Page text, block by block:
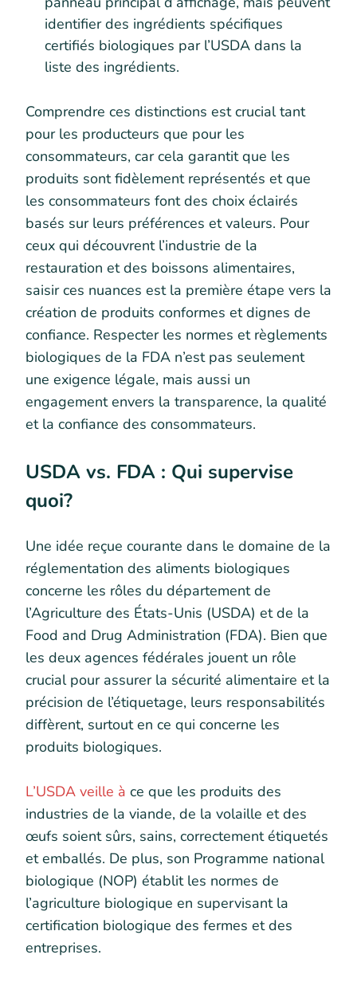
identifier des ingrédients spécifiques
certifiés biologiques par l’USDA dans la
liste des ingrédients.
Comprendre ces distinctions est crucial tant
pour les producteurs que pour les
consommateurs, car cela garantit que les
produits sont fidèlement représentés et que
les consommateurs font des choix éclairés
basés sur leurs préférences et valeurs. Pour
ceux qui découvrent l’industrie de la
restauration et des boissons alimentaires,
saisir ces nuances est la première étape vers la
création de produits conformes et dignes de
confiance. Respecter les normes et règlements
biologiques de la FDA n’est pas seulement
une exigence légale, mais aussi un
engagement envers la transparence, la qualité
et la confiance des consommateurs.
USDA vs. FDA : Qui supervise
quoi?
Une idée reçue courante dans le domaine de la
réglementation des aliments biologiques
concerne les rôles du département de
l’Agriculture des États-Unis (USDA) et de la
Food and Drug Administration (FDA). Bien que
les deux agences fédérales jouent un rôle
crucial pour assurer la sécurité alimentaire et la
précision de l’étiquetage, leurs responsabilités
diffèrent, surtout en ce qui concerne les
produits biologiques.
L’USDA veille à ce que les produits des
industries de la viande, de la volaille et des
œufs soient sûrs, sains, correctement étiquetés
et emballés. De plus, son Programme national
biologique (NOP) établit les normes de
l’agriculture biologique en supervisant la
certification biologique des fermes et des
entreprises.